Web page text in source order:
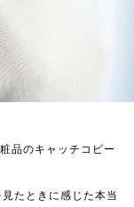
品のキャッチコピー
たときに感じた本当